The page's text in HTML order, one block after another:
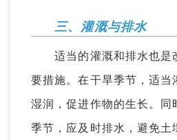
三、灌溉与排水
适当的灌溉和排水也是
要措施。在干旱季节，适当
湿润，促进作物的生长。同
季节，应及时排水，避免土